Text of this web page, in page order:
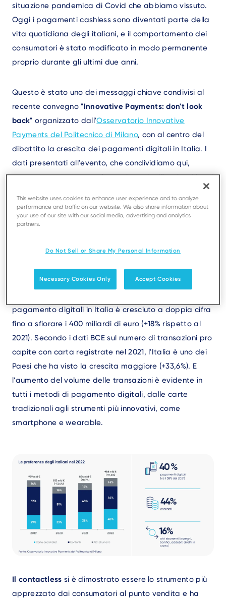
situazione pandemica di Covid che abbiamo vissuto.
Oggi i pagamenti cashless sono diventati parte della
vita quotidiana degli italiani, e il comportamento dei
consumatori è stato modificato in modo permanente
proprio durante gli ultimi due anni.
Questo è stato uno dei messaggi chiave condivisi al
recente convegno "Innovative Payments: don't look
back" organizzato dall'Osservatorio Innovative
Payments del Politecnico di Milano, con al centro del
dibattito la crescita dei pagamenti digitali in Italia. I
dati presentati all'evento, che condividiamo qui,
rappresentano una trasformazione significativa. Vorrei
abbiamo visto e considerare quali saranno i prossimi
pagamenti in Italia.
La crescita dei pagamenti digitali in Italia
pagamento digitali in Italia è cresciuto a doppia cifra
fino a sfiorare i 400 miliardi di euro (+18% rispetto al
2021). Secondo i dati BCE sul numero di transazioni pro
capite con carta registrate nel 2021, l'Italia è uno dei
Paesi che ha visto la crescita maggiore (+33,6%). E
l’aumento del volume delle transazioni è evidente in
tutti i metodi di pagamento digitali, dalle carte
tradizionali agli strumenti più innovativi, come
smartphone e wearable.
Text
Il contactless si è dimostrato essere lo strumento più
apprezzato dai consumatori al punto vendita e ha
This website uses cookies to enhance user experience and to analyze
performance and traffic on our website. We also share information about
your use of our site with our social media, advertising and analytics
partners.
Do Not Sell or Share My Personal Information
Necessary Cookies Only Accept Cookies